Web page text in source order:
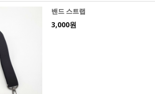
밴드 스트랩
3,000원